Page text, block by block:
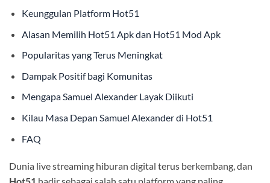
Keunggulan Platform Hot51
Alasan Memilih Hot51 Apk dan Hot51 Mod Apk
Popularitas yang Terus Meningkat
Dampak Positif bagi Komunitas
Mengapa Samuel Alexander Layak Diikuti
Kilau Masa Depan Samuel Alexander di Hot51
FAQ
Dunia live streaming hiburan digital terus berkembang, dan